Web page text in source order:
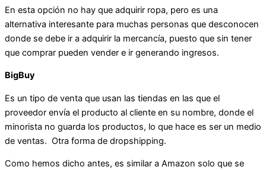
En esta opción no hay que adquirir ropa, pero es una
alternativa interesante para muchas personas que desconocen
donde se debe ir a adquirir la mercancía, puesto que sin tener
que comprar pueden vender e ir generando ingresos.
BigBuy
Es un tipo de venta que usan las tiendas en las que el
proveedor envía el producto al cliente en su nombre, donde el
minorista no guarda los productos, lo que hace es ser un medio
de ventas. Otra forma de dropshipping.
Como hemos dicho antes, es similar a Amazon solo que se